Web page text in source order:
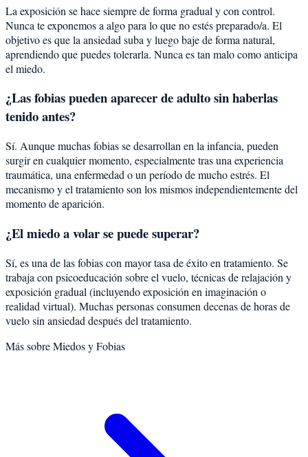
La exposición se hace siempre de forma gradual y con control.
Nunca te exponemos a algo para lo que no estés preparado/a. El
objetivo es que la ansiedad suba y luego baje de forma natural,
aprendiendo que puedes tolerarla. Nunca es tan malo como anticipa
el miedo.
¿Las fobias pueden aparecer de adulto sin haberlas
tenido antes?
Sí. Aunque muchas fobias se desarrollan en la infancia, pueden
surgir en cualquier momento, especialmente tras una experiencia
traumática, una enfermedad o un período de mucho estrés. El
mecanismo y el tratamiento son los mismos independientemente del
momento de aparición.
¿El miedo a volar se puede superar?
Sí, es una de las fobias con mayor tasa de éxito en tratamiento. Se
trabaja con psicoeducación sobre el vuelo, técnicas de relajación y
exposición gradual (incluyendo exposición en imaginación o
realidad virtual). Muchas personas consumen decenas de horas de
vuelo sin ansiedad después del tratamiento.
Más sobreMiedos y Fobias